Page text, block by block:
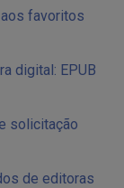
favoritos
digital: EPUB
solicitação
de editoras